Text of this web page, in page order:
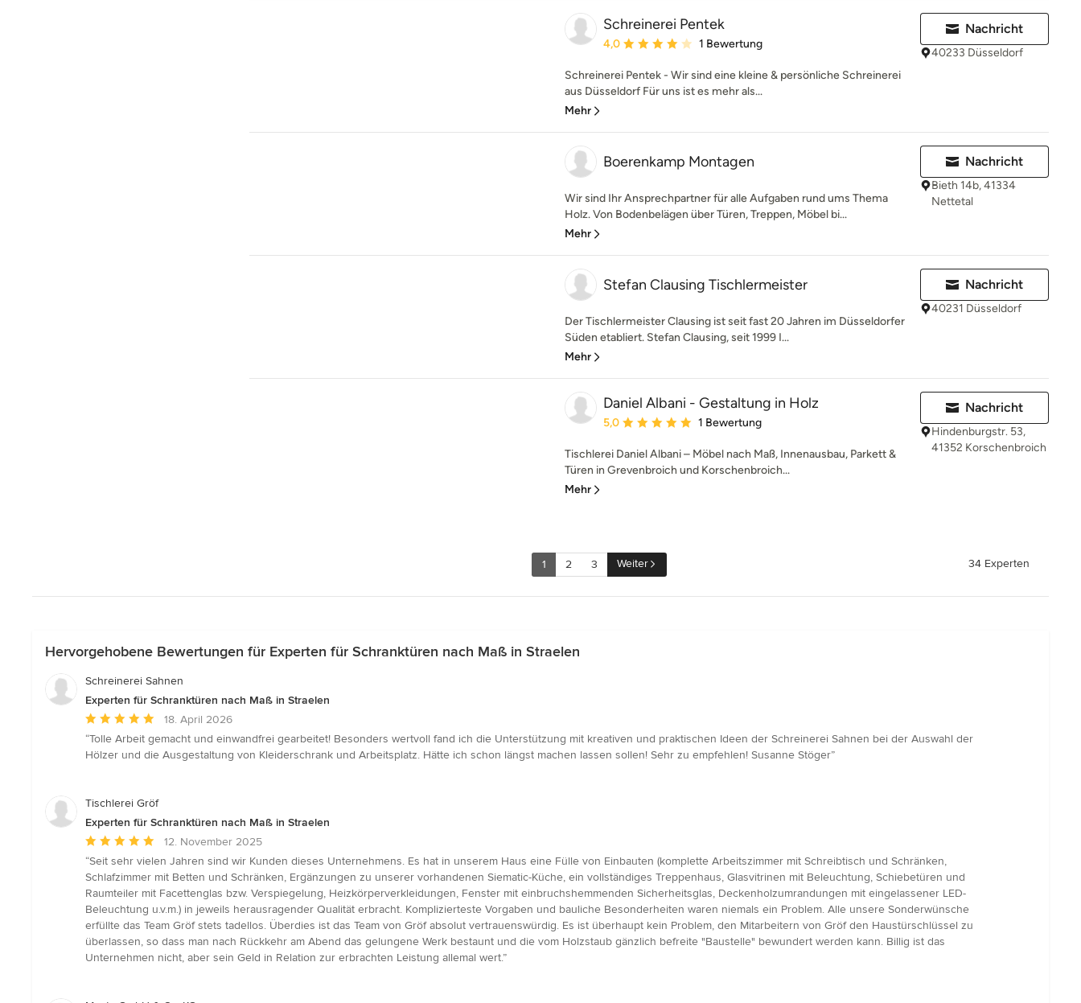
Schreinerei Pentek
Durchschnittliche Bewertung: 4 von 5 Sternen
4,0 1 Bewertung
Schreinerei Pentek - Wir sind eine kleine & persönliche Schreinerei
aus Düsseldorf Für uns ist es mehr als...
Mehr
Nachricht
40233 Düsseldorf
Boerenkamp Montagen
Wir sind Ihr Ansprechpartner für alle Aufgaben rund ums Thema
Holz. Von Bodenbelägen über Türen, Treppen, Möbel bi...
Mehr
Nachricht
Bieth 14b, 41334
Nettetal
Stefan Clausing Tischlermeister
Der Tischlermeister Clausing ist seit fast 20 Jahren im Düsseldorfer
Süden etabliert. Stefan Clausing, seit 1999 I...
Mehr
Nachricht
40231 Düsseldorf
Daniel Albani - Gestaltung in Holz
Durchschnittliche Bewertung: 5 von 5 Sternen
5,0 1 Bewertung
Tischlerei Daniel Albani – Möbel nach Maß, Innenausbau, Parkett &
Türen in Grevenbroich und Korschenbroich...
Mehr
Nachricht
Hindenburgstr. 53,
41352 Korschenbroich
1 2 3 Weiter 34 Experten
Hervorgehobene Bewertungen für Experten für Schranktüren nach Maß in Straelen
Schreinerei Sahnen
Experten für Schranktüren nach Maß in Straelen
Durchschnittliche
Bewertung:
5
Sternen
18. April 2026
“Tolle Arbeit gemacht und einwandfrei gearbeitet! Besonders wertvoll fand ich die Unterstützung mit kreativen und praktischen Ideen der Schreinerei Sahnen bei der Auswahl der
Hölzer und die Ausgestaltung von Kleiderschrank und Arbeitsplatz. Hätte ich schon längst machen lassen sollen! Sehr zu empfehlen! Susanne Stöger”
Tischlerei Gröf
Experten für Schranktüren nach Maß in Straelen
Durchschnittliche
Bewertung:
5
von
5
Sternen
12. November 2025
“Seit sehr vielen Jahren sind wir Kunden dieses Unternehmens. Es hat in unserem Haus eine Fülle von Einbauten (komplette Arbeitszimmer mit Schreibtisch und Schränken,
Schlafzimmer mit Betten und Schränken, Ergänzungen zu unserer vorhandenen Siematic-Küche, ein vollständiges Treppenhaus, Glasvitrinen mit Beleuchtung, Schiebetüren und
Raumteiler mit Facettenglas bzw. Verspiegelung, Heizkörperverkleidungen, Fenster mit einbruchshemmenden Sicherheitsglas, Deckenholzumrandungen mit eingelassener LED-
Beleuchtung u.v.m.) in jeweils herausragender Qualität erbracht. Komplizierteste Vorgaben und bauliche Besonderheiten waren niemals ein Problem. Alle unsere Sonderwünsche
erfüllte das Team Gröf stets tadellos. Überdies ist das Team von Gröf absolut vertrauenswürdig. Es ist überhaupt kein Problem, den Mitarbeitern von Gröf den Haustürschlüssel zu
überlassen, so dass man nach Rückkehr am Abend das gelungene Werk bestaunt und die vom Holzstaub gänzlich befreite "Baustelle" bewundert werden kann. Billig ist das
Unternehmen nicht, aber sein Geld in Relation zur erbrachten Leistung allemal wert.”